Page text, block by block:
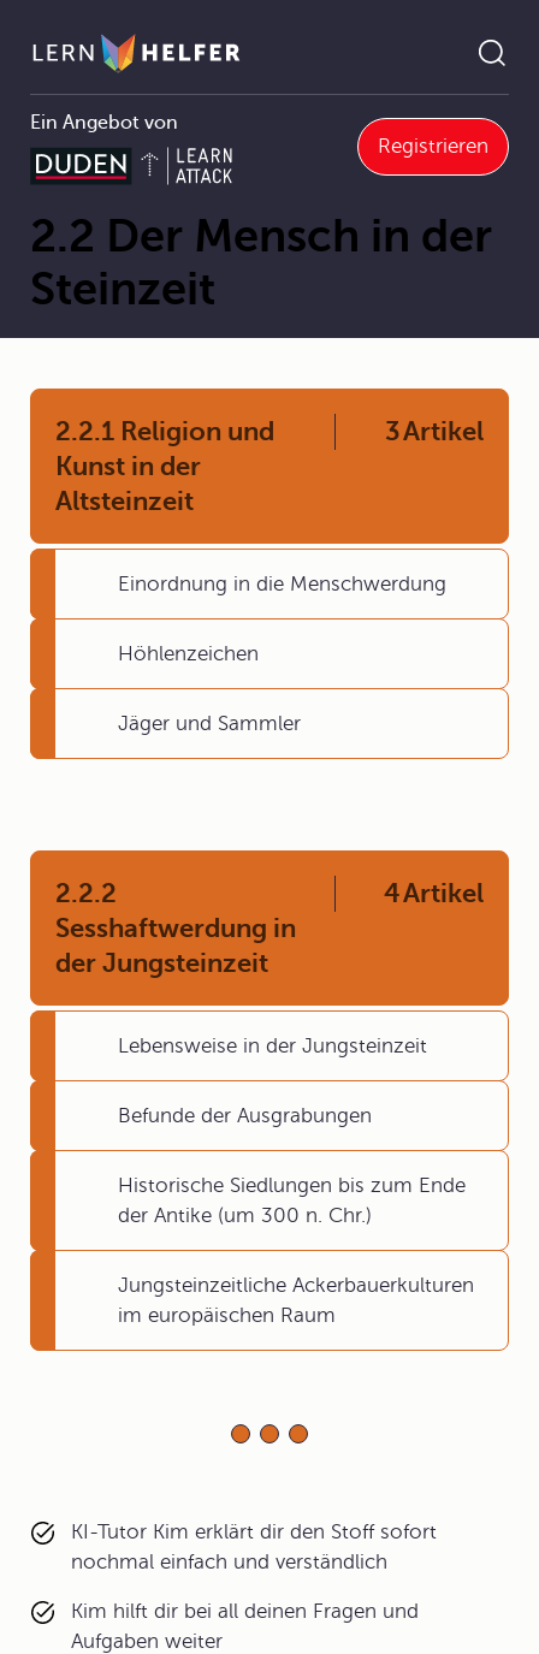
Ein Angebot von
Registrieren
Pfadnavigation
Geschichte 2 Vor- und Frühgeschichte 2.2 Der Mensch in der Steinzeit
2.2 Der Mensch in der
Steinzeit
2.2.1 Religion und
Kunst in der
Altsteinzeit
3Artikel
Einordnung in die Menschwerdung
Höhlenzeichen
Jäger und Sammler
2.2.2
Sesshaftwerdung in
der Jungsteinzeit
4Artikel
Lebensweise in der Jungsteinzeit
Befunde der Ausgrabungen
Historische Siedlungen bis zum Ende
der Antike (um 300 n. Chr.)
Jungsteinzeitliche Ackerbauerkulturen
im europäischen Raum
KI-Tutor Kim erklärt dir den Stoff sofort
nochmal einfach und verständlich
Kim hilft dir bei all deinen Fragen und
Aufgaben weiter